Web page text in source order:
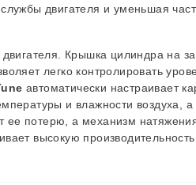
двигателя и уменьшая
Крышка цилиндра на
легко контролировать
автоматически настраивает
и влажности воздуха, а
ее потерю, а механизм
высокую